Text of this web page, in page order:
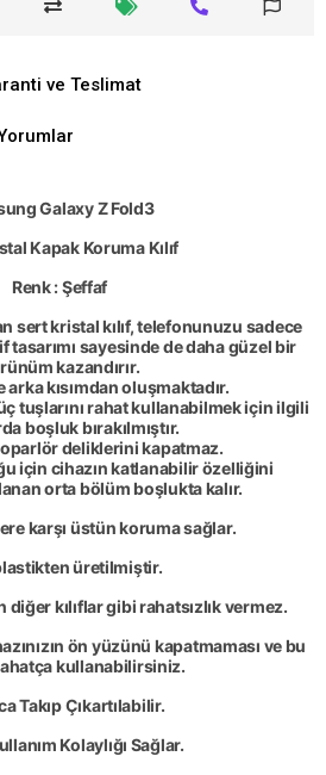
ve Teslimat
Galaxy Z Fold3
Kapak Koruma Kılıf
Renk : Şeffaf
sert kristal kılıf, telefonunuzu sadece
sayesinde de dahagüzel bir
kazandırır.
arka kısımdan oluşmaktadır.
tuşlarını rahat kullanabilmek için ilgili
boşluk bırakılmıştır.
deliklerini kapatmaz.
için cihazın katlanabilir özelliğini
orta bölüm boşlukta kalır.
karşı üstün koruma sağlar.
üretilmiştir.
diğer kılıflar gibi rahatsızlık vermez.
ön yüzünü kapatmaması ve bu
kullanabilirsiniz.
Takıp Çıkartılabilir.
Kolaylığı Sağlar.